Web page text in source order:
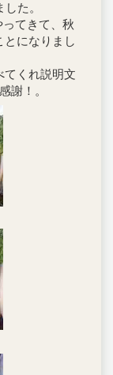
た。
てきて、秋
になりまし
くれ説明文
謝！。